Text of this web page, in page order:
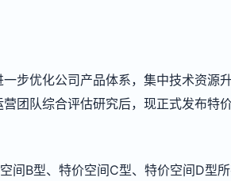
步优化公司产品体系，集中技术资源
团队综合评估研究后，现正式发布特
间B型、特价空间C型、特价空间D型